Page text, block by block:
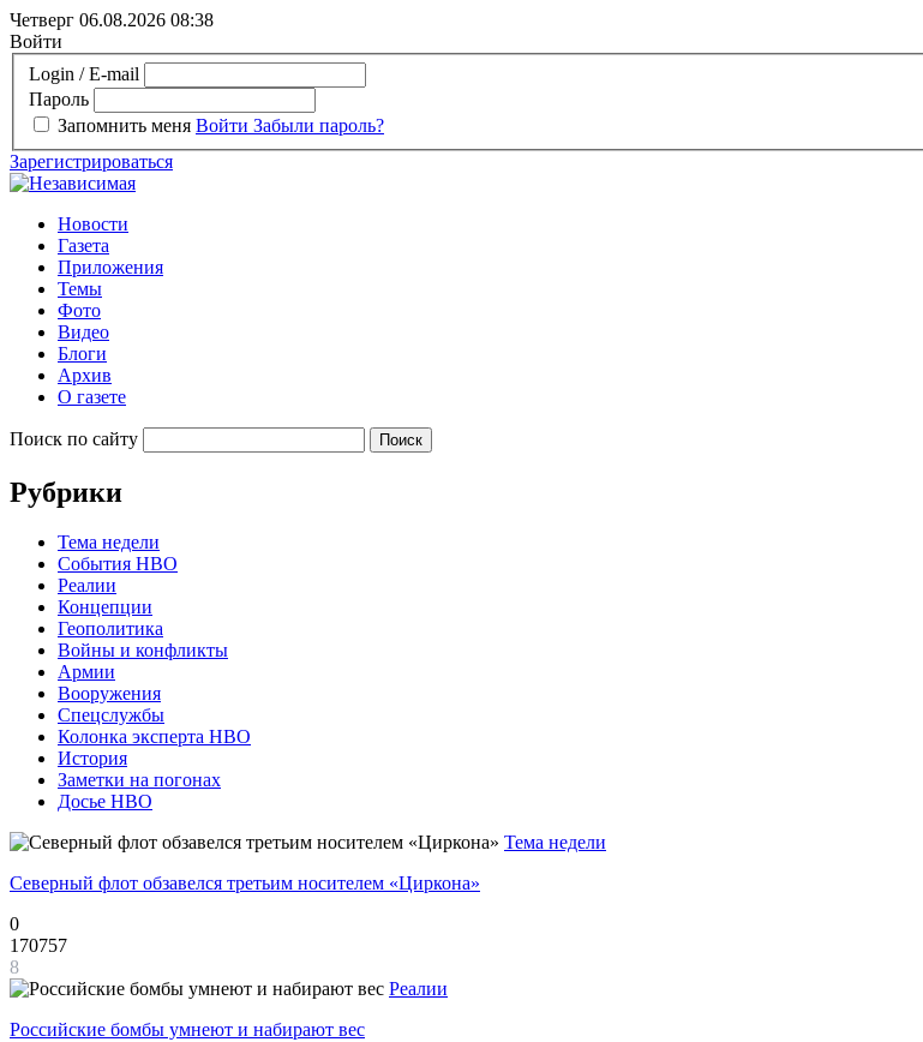
Четверг 06.08.2026 08:38
Войти
Login / E-mail
Пароль
Запомнить меня Войти Забыли пароль?
Зарегистрироваться
Новости
Газета
Приложения
Темы
Фото
Видео
Блоги
Архив
О газете
Поиск по сайту
Рубрики
Тема недели
События НВО
Реалии
Концепции
Геополитика
Войны и конфликты
Армии
Вооружения
Спецслужбы
Колонка эксперта НВО
История
Заметки на погонах
Досье НВО
Тема недели
Северный флот обзавелся третьим носителем «Циркона»
0
170757
8
Реалии
Российские бомбы умнеют и набирают вес